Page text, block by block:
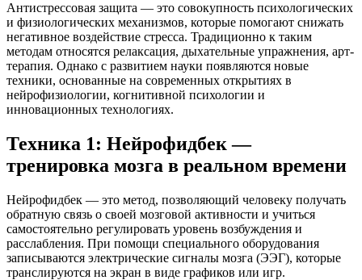
Антистрессовая защита — это совокупность психологических
и физиологических механизмов, которые помогают снижать
негативное воздействие стресса. Традиционно к таким
методам относятся релаксация, дыхательные упражнения, арт-
терапия. Однако с развитием науки появляются новые
техники, основанные на современных открытиях в
нейрофизиологии, когнитивной психологии и
инновационных технологиях.
Техника 1: Нейрофидбек —
тренировка мозга в реальном времени
Нейрофидбек — это метод, позволяющий человеку получать
обратную связь о своей мозговой активности и учиться
самостоятельно регулировать уровень возбуждения и
расслабления. При помощи специального оборудования
записываются электрические сигналы мозга (ЭЭГ), которые
транслируются на экран в виде графиков или игр.